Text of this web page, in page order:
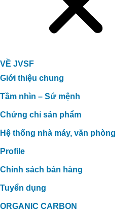
VỀ JVSF
Giới thiệu chung
Tầm nhìn – Sứ mệnh
Chứng chỉ sản phẩm
Hệ thống nhà máy, văn phòng
Profile
Chính sách bán hàng
Tuyển dụng
ORGANIC CARBON